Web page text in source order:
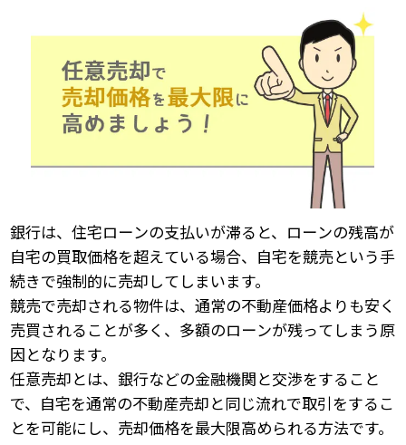
銀行は、住宅ローンの支払いが滞ると、ローンの残高が
自宅の買取価格を超えている場合、自宅を競売という手
続きで強制的に売却してしまいます。
競売で売却される物件は、通常の不動産価格よりも安く
売買されることが多く、多額のローンが残ってしまう原
因となります。
任意売却とは、銀行などの金融機関と交渉をすること
で、自宅を通常の不動産売却と同じ流れで取引をするこ
とを可能にし、売却価格を最大限高められる方法です。